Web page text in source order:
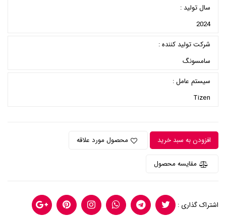
سال تولید :
2024
شرکت تولید کننده :
سامسونگ
سیستم عامل :
Tizen
افزودن به سبد خرید محصول مورد علاقه
مقایسه محصول
اشتراک گذاری :